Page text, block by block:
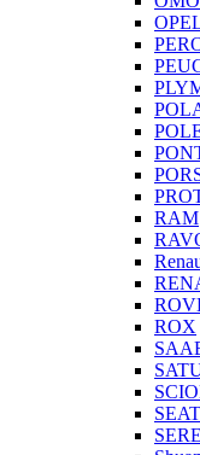
RAM
ROX
SEAT